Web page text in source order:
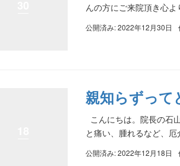
んの方にご来院頂き心
公開済み: 2022年12月30日
親知らずって
こんにちは。院長の石
と痛い、腫れるなど、
公開済み: 2022年12月18日